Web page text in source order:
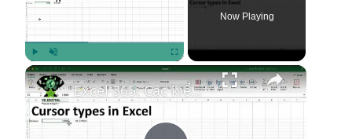
Play Unmute Fullscreen
Now Playing
×
Excel 365: Các kiểu con trỏ (Cursor) trong Excel